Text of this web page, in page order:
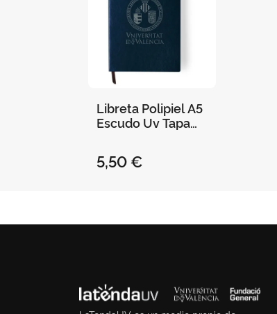
Libreta Polipiel A5
Escudo Uv Tapa
21Cm Marino
5,50 €